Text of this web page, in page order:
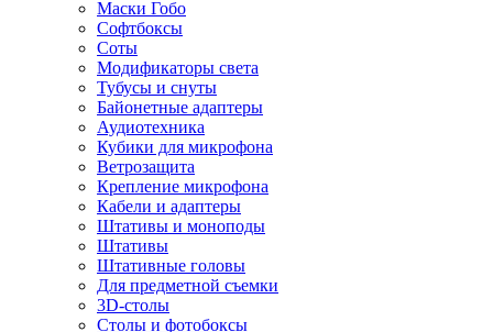
Маски Гобо
Софтбоксы
Соты
Модификаторы света
Тубусы и снуты
Байонетные адаптеры
Аудиотехника
Кубики для микрофона
Ветрозащита
Крепление микрофона
Кабели и адаптеры
Штативы и моноподы
Штативы
Штативные головы
Для предметной съемки
3D-столы
Столы и фотобоксы